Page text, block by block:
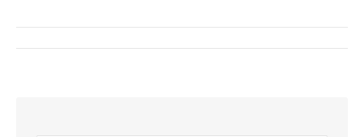
Kommentarnavigation